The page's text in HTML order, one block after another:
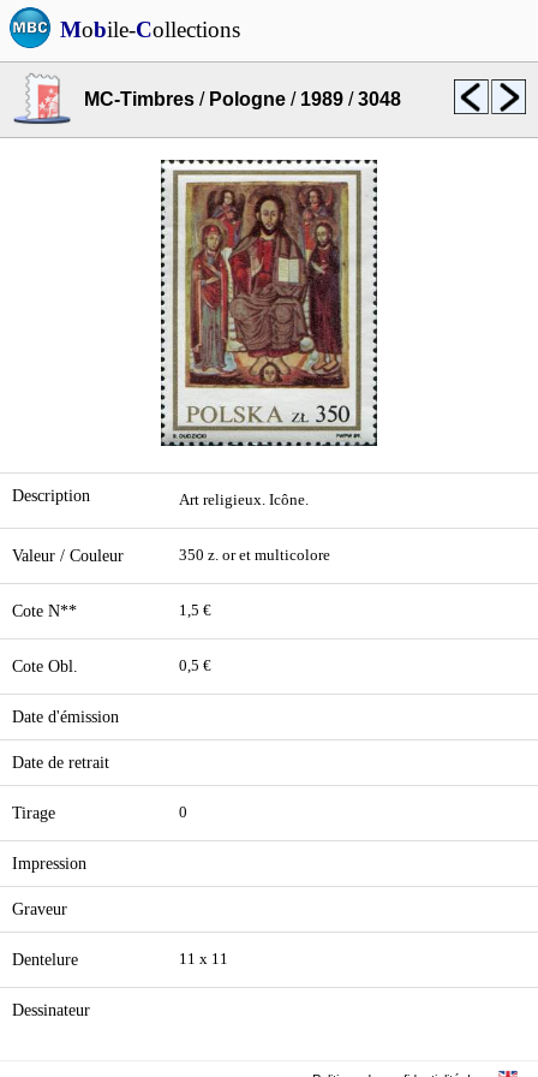
Mobile-Collections
MC-Timbres / Pologne / 1989 /3048
Description Art religieux. Icône.
Valeur / Couleur 350 z. or et multicolore
Cote N** 1,5 €
Cote Obl. 0,5 €
Date d'émission
Date de retrait
Tirage 0
Impression
Graveur
Dentelure 11 x 11
Dessinateur